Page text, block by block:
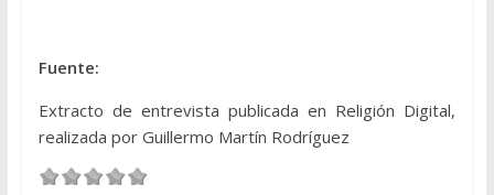
Fuente:
Extracto de entrevista publicada en Religión Digital,
realizada por Guillermo Martín Rodríguez